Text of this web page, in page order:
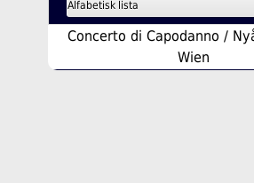
Concerto di Capodanno /
Wien